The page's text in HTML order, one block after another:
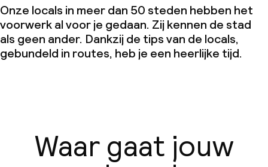
Onze locals in meer dan 50 steden hebben het
voorwerk al voor je gedaan. Zij kennen de stad
als geen ander. Dankzij de tips van de locals,
gebundeld in routes, heb je een heerlijke tijd.
Waar gaat jouw